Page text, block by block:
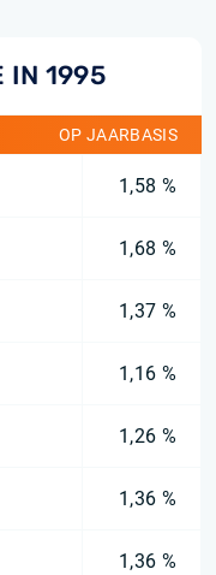
IN 1995
OP JAARBASIS
1,58 %
1,68 %
1,37 %
1,16 %
1,26 %
1,36 %
1,36 %